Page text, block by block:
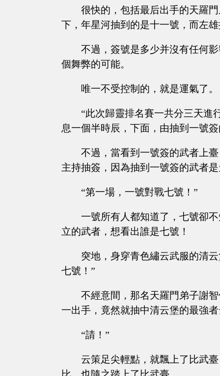
很快的，包括最后出手的天羅
下，年星河抽到的是十一號，而左
不過，簽號是多少并沒有任何
個舞弊的可能。
唯一不受控制的，就是運氣了。
“此次歸靈排名賽一共分三天進
息一個半時辰，下面，由抽到一號
不過，當看到一號簽的武者上
主持抽簽，因為抽到一號簽的武者
“第一場，一號對戰七號！”
一號所有人都知道了，七號卻
立的武者，想看出誰是七號！
突地，身穿青色繡云武服的清
七號！”
不經意間，那名天羅門弟子謝
一出手，竟然就抽中清云堡的最強
“請！”
云策足尖輕點，就飄上了比武